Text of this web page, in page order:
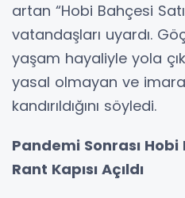
artan “Hobi Bahçesi
vatandaşları uyardı.
yaşam hayaliyle yola
yasal olmayan ve imara
kandırıldığını söyledi.
Pandemi Sonrası
Rant Kapısı Açıldı